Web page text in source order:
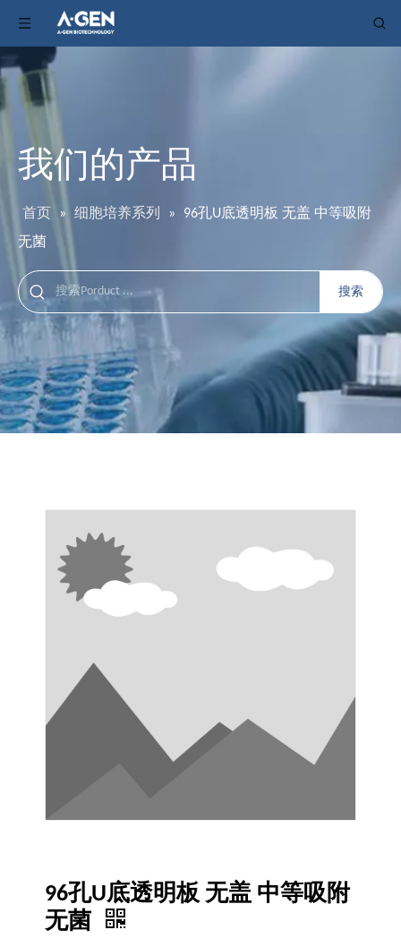
我们的产品
首页 » 细胞培养系列 »
96孔U底透明板 无盖 中等吸附
无菌
搜索
96孔U底透明板 无盖 中等吸附
无菌